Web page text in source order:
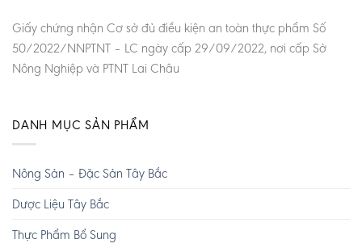
Giấy chứng nhận Cơ sở đủ điều kiện an toàn thực phẩm Số
50/2022/NNPTNT – LC ngày cấp 29/09/2022, nơi cấp Sở
Nông Nghiệp và PTNT Lai Châu
DANH MỤC SẢN PHẨM
Nông Sản – Đặc Sản Tây Bắc
Dược Liệu Tây Bắc
Thực Phẩm Bổ Sung